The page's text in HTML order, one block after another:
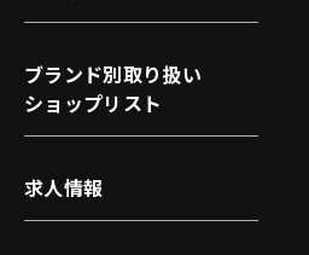
ブランド別取り扱い
ショップリスト
求人情報